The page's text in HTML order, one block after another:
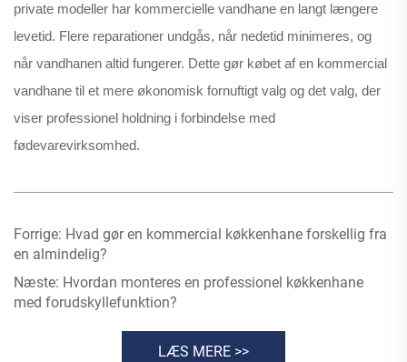
private modeller har kommercielle vandhane en langt længere
levetid. Flere reparationer undgås, når nedetid minimeres, og
når vandhanen altid fungerer. Dette gør købet af en kommercial
vandhane til et mere økonomisk fornuftigt valg og det valg, der
viser professionel holdning i forbindelse med
fødevarevirksomhed.
Forrige: Hvad gør en kommercial køkkenhane forskellig fra
en almindelig?
Næste: Hvordan monteres en professionel køkkenhane
med forudskyllefunktion?
LÆS MERE >>